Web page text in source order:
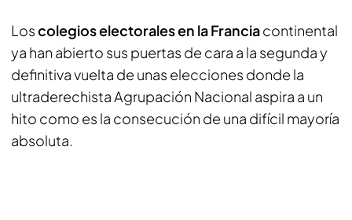
Loscolegios electorales en la Franciacontinental
ya han abierto sus puertas de cara a la segunda y
definitiva vuelta de unas elecciones donde la
ultraderechista Agrupación Nacional aspira a un
hito como es la consecución de una difícil mayoría
absoluta.